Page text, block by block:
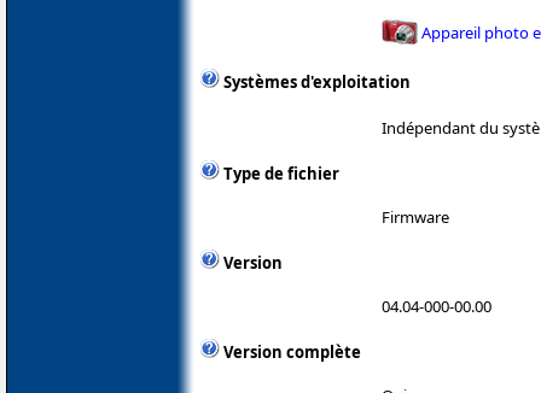
Appareil photo
Systèmes d'exploitation
Indépendant du
Type de fichier
Firmware
Version
04.04-000-00.00
Version complète